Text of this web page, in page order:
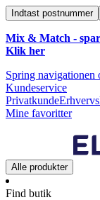
Indtast postnummer
Mix & Match -
Klik her
Spring navigationen
Kundeservice
Privatkunde
Mine favoritter
Alle produkter
Find butik